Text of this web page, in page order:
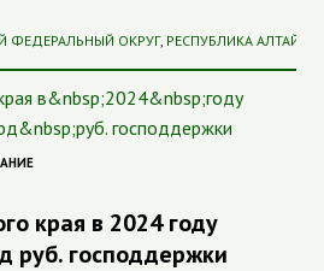
ФЕДЕРАЛЬНЫЙ ОКРУГ, РЕСПУБЛИКА АЛТАЙ
края в 2024 году
руб. господдержки